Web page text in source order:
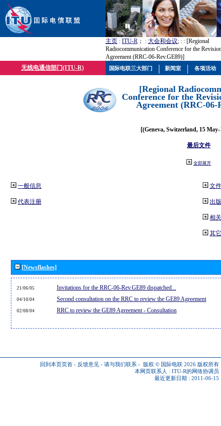
主页 : ITU-R ； : 大会和会议; : : [Regional
Radiocommunication Conference for the
Agreement (RRC-06-Rev.GE89)]
无线电通信部门(ITU-R)
[Regional
Conference for the
Agreement (RRC-06-
[(Geneva, Switzerland, 15
最后文件
全部展开
一般信息
代表注册
文件
出
相
其
[Newsflashes]
21/06/05 Invitations for the RRC-06-Rev.GE89 dispatched...
04/10/04 Second consultation on the RRC to review the GE89 Agreement
02/08/04 RRC to review the GE89 Agreement - Consultation
回到本页页首 - 反馈意见 - 请与我们联系 - 版权 © 国际电联 2026 版权所有
本网页联系人 : ITU-R的网络协调员
最近更新日期 : 2011-06-15
国际电联三大部门 新闻室 各项活动